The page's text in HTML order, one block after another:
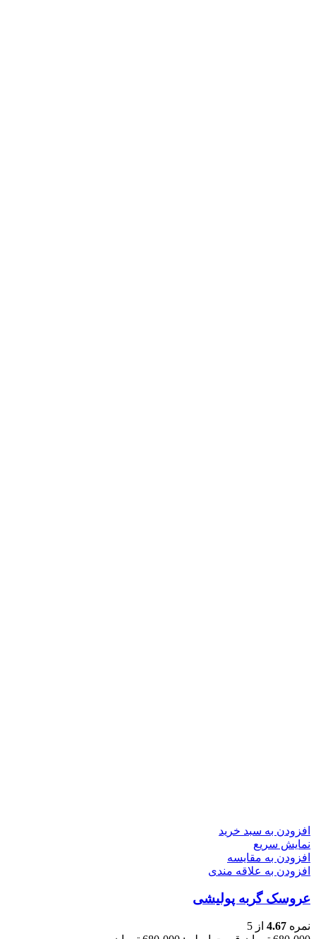
افزودن به سبد خرید
نمایش سریع
افزودن به مقایسه
افزودن به علاقه مندی
عروسک گربه پولیشی
نمره 4.67 از 5